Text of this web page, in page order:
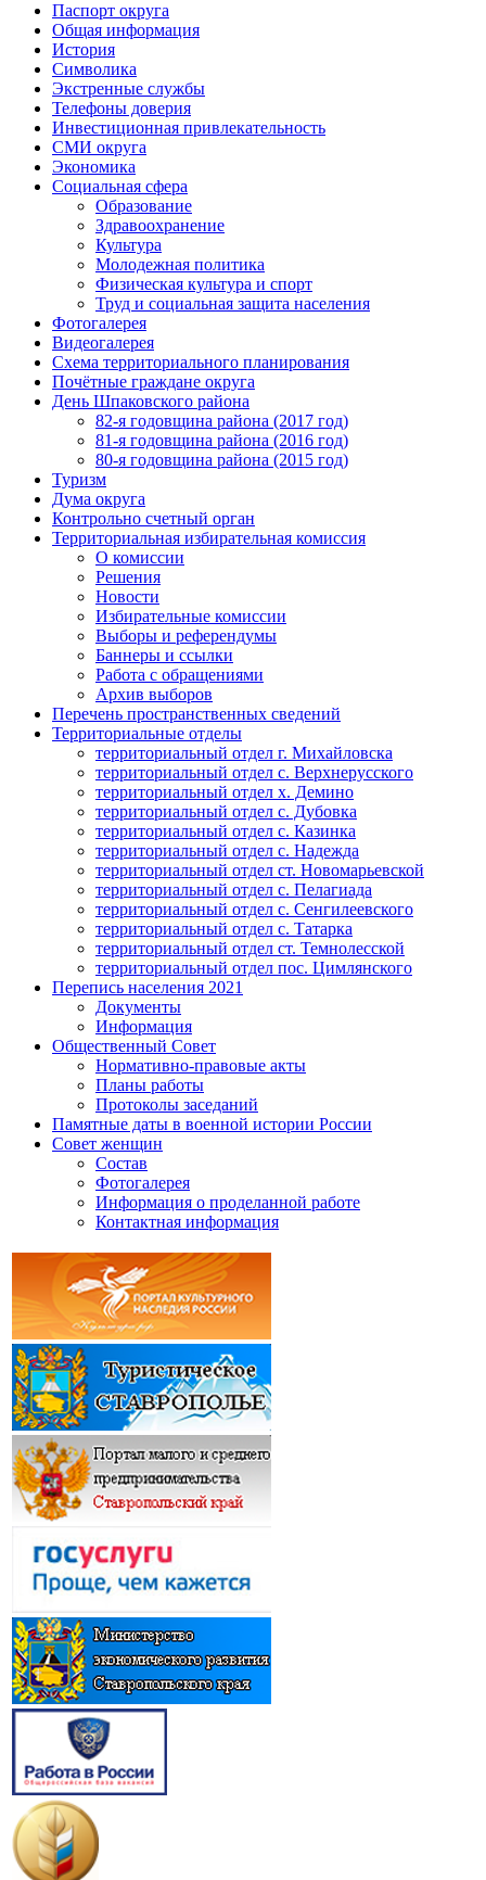
Паспорт округа
Общая информация
История
Символика
Экстренные службы
Телефоны доверия
Инвестиционная привлекательность
СМИ округа
Экономика
Социальная сфера
Образование
Здравоохранение
Культура
Молодежная политика
Физическая культура и спорт
Труд и социальная защита населения
Фотогалерея
Видеогалерея
Схема территориального планирования
Почётные граждане округа
День Шпаковского района
82-я годовщина района (2017 год)
81-я годовщина района (2016 год)
80-я годовщина района (2015 год)
Туризм
Дума округа
Контрольно счетный орган
Территориальная избирательная комиссия
О комиссии
Решения
Новости
Избирательные комиссии
Выборы и референдумы
Баннеры и ссылки
Работа с обращениями
Архив выборов
Перечень пространственных сведений
Территориальные отделы
территориальный отдел г. Михайловска
территориальный отдел с. Верхнерусского
территориальный отдел х. Демино
территориальный отдел с. Дубовка
территориальный отдел с. Казинка
территориальный отдел с. Надежда
территориальный отдел ст. Новомарьевской
территориальный отдел с. Пелагиада
территориальный отдел с. Сенгилеевского
территориальный отдел с. Татарка
территориальный отдел ст. Темнолесской
территориальный отдел пос. Цимлянского
Перепись населения 2021
Документы
Информация
Общественный Совет
Нормативно-правовые акты
Планы работы
Протоколы заседаний
Памятные даты в военной истории России
Совет женщин
Состав
Фотогалерея
Информация о проделанной работе
Контактная информация